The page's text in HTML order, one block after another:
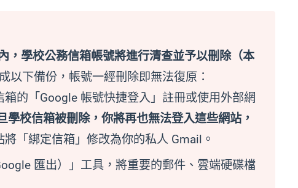
，學校公務信箱帳號將進行清查並予以刪除（本
以下備份，帳號一經刪除即無法復原：
的「Google 帳號快捷登入」註冊或使用外部網
學校信箱被刪除，你將再也無法登入這些網站，
「綁定信箱」修改為你的私人 Gmail。
匯出）」工具，將重要的郵件、雲端硬碟檔